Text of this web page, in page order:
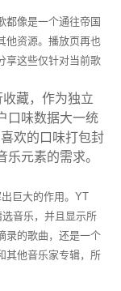
都像是一个通往帝国
他资源。播放页再也
享这些仅针对当前歌
收藏，作为独立
口味数据大一统
欢的口味打包封
元素的需求。
巨大的作用。YT
音乐，并且显示所
录的歌曲，还是一个
其他音乐家专辑，所